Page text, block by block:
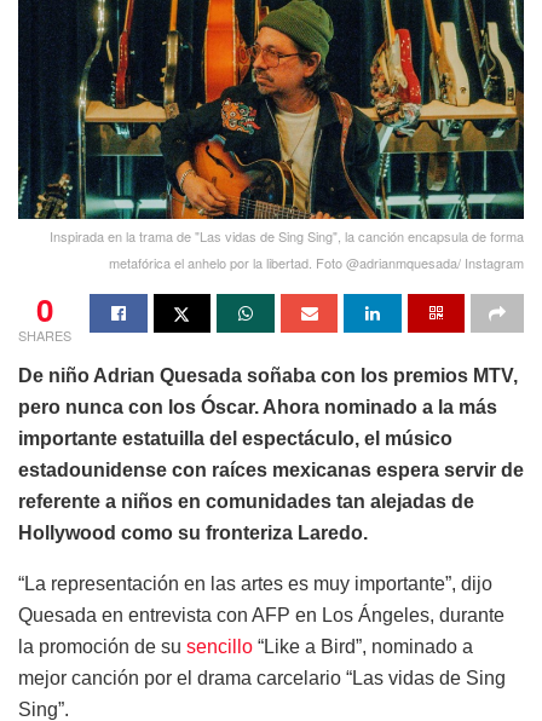
Inspirada en la trama de "Las vidas de Sing Sing", la canción encapsula de forma
metafórica el anhelo por la libertad. Foto @adrianmquesada/ Instagram
0
SHARES
De niño Adrian Quesada soñaba con los premios MTV,
pero nunca con los Óscar. Ahora nominado a la más
importante estatuilla del espectáculo, el músico
estadounidense con raíces mexicanas espera servir de
referente a niños en comunidades tan alejadas de
Hollywood como su fronteriza Laredo.
“La representación en las artes es muy importante”, dijo
Quesada en entrevista con AFP en Los Ángeles, durante
la promoción de su sencillo “Like a Bird”, nominado a
mejor canción por el drama carcelario “Las vidas de Sing
Sing”.